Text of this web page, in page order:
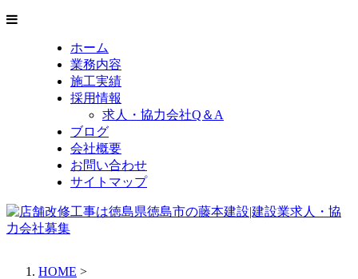
ホーム
業務内容
施工実績
採用情報
求人・協力会社Q＆A
ブログ
会社概要
お問い合わせ
サイトマップ
HOME >